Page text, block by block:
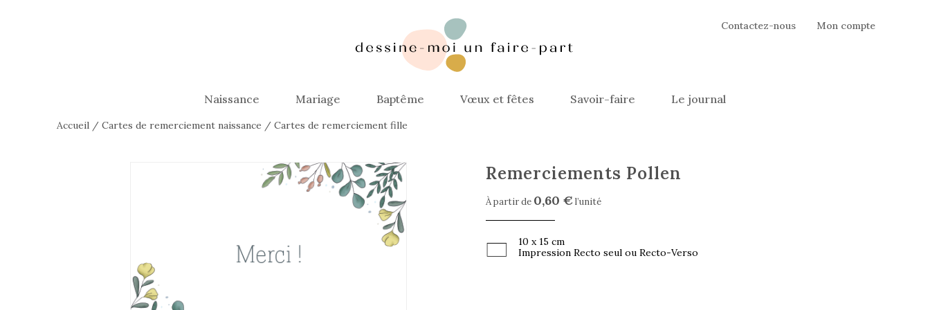
Contactez-nous Mon compte
Naissance Mariage Baptême Vœux et fêtes Savoir-faire Le journal
Accueil / Cartes de remerciement naissance / Cartes de remerciement fille
Remerciements Pollen
À partir de 0,60 €l’unité
10 x 15 cm
Impression Recto seul ou Recto-Verso